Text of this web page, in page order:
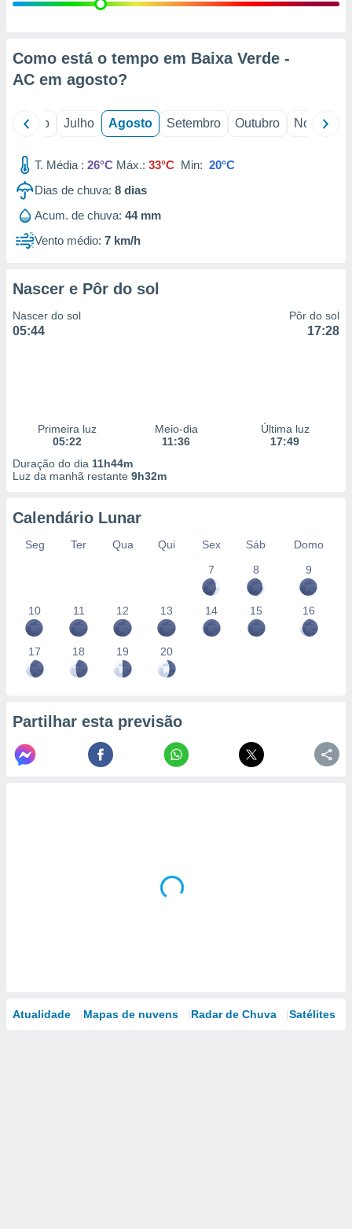
estudos
1199
Como está o tempo em Baixa Verde -
AC em agosto?
Junho Julho Agosto Setembro Outubro Novembro
T. Média : 26°C Máx.: 33°C Min: 20°C
Dias de chuva: 8 dias
Acum. de chuva: 44 mm
Vento médio: 7 km/h
Nascer e Pôr do sol
Nascer do sol
05:44
Pôr do sol
17:28
Primeira luz
05:22
Meio-dia
11:36
Última luz
17:49
Duração do dia 11h44m
Luz da manhã restante 9h32m
Calendário Lunar
Seg Ter Qua Qui Sex Sáb
Domo
7
8 9
10 11 12 13 14 15 16
17 18 19 20
Partilhar esta previsão
Atualidade Mapas de nuvens Radar de Chuva Satélites